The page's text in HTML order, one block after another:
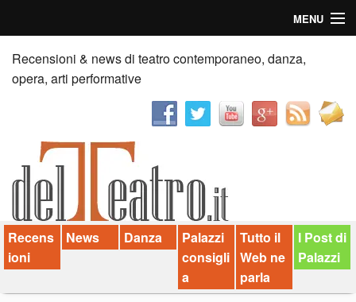
MENU
Home
Recensioni
News
Palazzi consiglia
Video
Chi siamo
Recensioni & news di teatro contemporaneo, danza,
opera, arti performative
Recens
ioni
News Danza
Palazzi
consigli
a
Tutto il
Web ne
parla
I Post di
Palazzi